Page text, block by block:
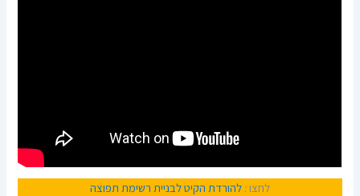
לחצו : להורדת הקיט לבניית רשימת תפוצה